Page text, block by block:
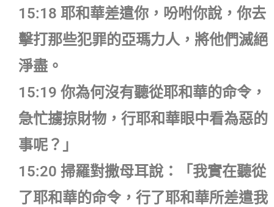
15:18 耶和華差遣你，吩咐你說，你去
擊打那些犯罪的亞瑪力人，將他們滅絕
淨盡。
15:19 你為何沒有聽從耶和華的命令，
急忙擄掠財物，行耶和華眼中看為惡的
事呢？」
15:20 掃羅對撒母耳說：「我實在聽從
了耶和華的命令，行了耶和華所差遣我